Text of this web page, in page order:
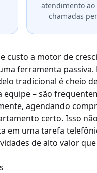
atendimento ao
chamadas
custo a motor de
ferramenta passiva.
tradicional é cheio
equipe – são
agendando
certo. Isso
em uma tarefa
de alto valor que